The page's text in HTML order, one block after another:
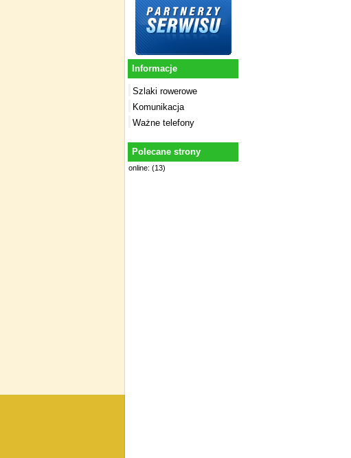
Informacje
Szlaki rowerowe
Komunikacja
Ważne telefony
Polecane strony
online: (13)